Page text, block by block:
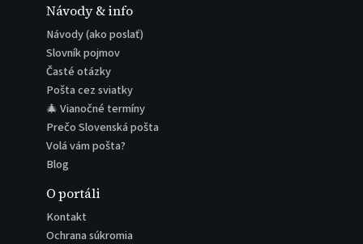
Návody & info
Návody (ako poslať)
Slovník pojmov
Časté otázky
Pošta cez sviatky
🎄 Vianočné termíny
Prečo Slovenská pošta
Volá vám pošta?
Blog
O portáli
Kontakt
Ochrana súkromia